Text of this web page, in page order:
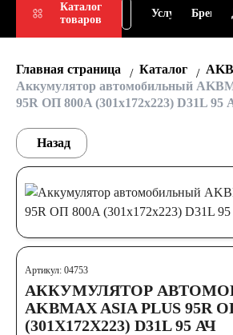
Каталог
товаров
АКБ
Услуги Бренды
Главная страница Каталог
Аккумулятор автомобильный
95R ОП 800A (301x172x223) D31L 95
Назад
Артикул: 04753
АККУМУЛЯТОР
AKBMAX ASIA PLUS 95R
(301X172X223) D31L 95 АЧ